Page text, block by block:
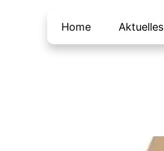
Home Aktuelles